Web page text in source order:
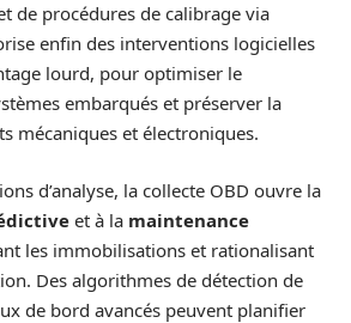
de procédures de calibrage via
enfin des interventions logicielles
lourd, pour optimiser le
embarqués et préserver la
mécaniques et électroniques.
d’analyse, la collecte OBD ouvre la
et à la maintenance
les immobilisations et rationalisant
Des algorithmes de détection de
de bord avancés peuvent planifier